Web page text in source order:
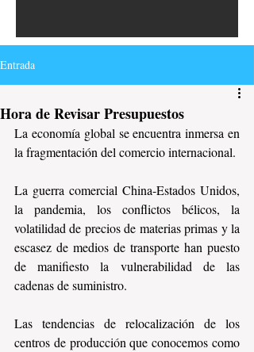
Entrada
Hora de Revisar Presupuestos
La economía global se encuentra inmersa en
la fragmentación del comercio internacional.
La guerra comercial China-Estados Unidos,
la pandemia, los conflictos bélicos, la
volatilidad de precios de materias primas y la
escasez de medios de transporte han puesto
de manifiesto la vulnerabilidad de las
cadenas de suministro.
Las tendencias de relocalización de los
centros de producción que conocemos como